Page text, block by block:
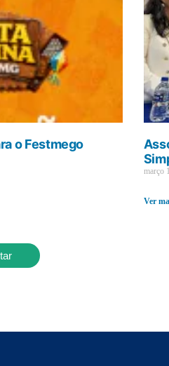
o Festmego
março
Ver